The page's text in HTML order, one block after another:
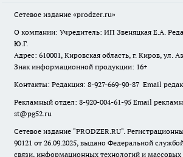
Сетевое издание «prodzer.ru»
О компании: Учредитель: ИП Звеняцкая Е.А.
Ю.Г.
Адрес: 610001, Кировская область, г. Киров, ул.
Знак информационной продукции: 16+
Контакты: Редакция: 8-927-669-90-87 Email
Рекламный отдел: 8-920-004-61-95 Email
st@pg52.ru
Сетевое издание "PRODZER.RU".
90121 от 26.09.2025, выдано Федеральной
связи, информационных технологий и